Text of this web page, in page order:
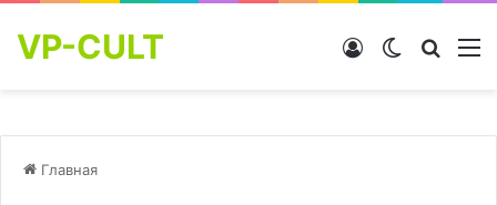
VP-CULT Switch skin
Войти
Главная